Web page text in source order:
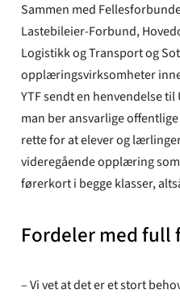
Sammen med
Lastebileier-Forbund,
Logistikk og Transport og
opplæringsvirksomheter
YTF sendt en henvendelse
man ber ansvarlige
rette for at elever og
videregående opplæring
førerkort i begge klasser,
Fordeler med
– Vi vet at det er et stort